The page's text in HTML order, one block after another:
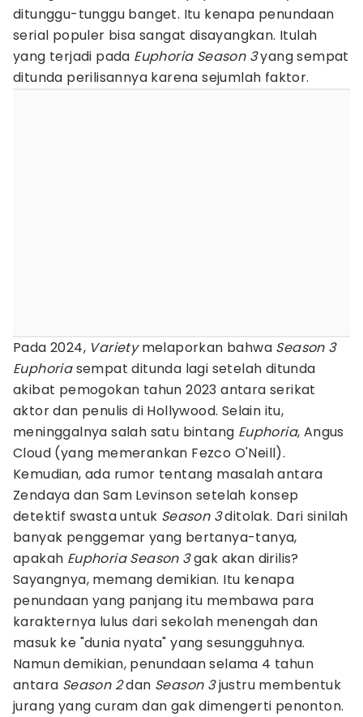
ditunggu-tunggu banget. Itu kenapa penundaan
serial populer bisa sangat disayangkan. Itulah
yang terjadi pada Euphoria Season 3yang sempat
ditunda perilisannya karena sejumlah faktor.
Pada 2024, Varietymelaporkan bahwa Season 3
Euphoriasempat ditunda lagi setelah ditunda
akibat pemogokan tahun 2023 antara serikat
aktor dan penulis di Hollywood. Selain itu,
meninggalnya salah satu bintang Euphoria, Angus
Cloud (yang memerankan Fezco O'Neill).
Kemudian, ada rumor tentang masalah antara
Zendaya dan Sam Levinson setelah konsep
detektif swasta untuk Season 3ditolak. Dari sinilah
banyak penggemar yang bertanya-tanya,
apakah Euphoria Season 3gak akan dirilis?
Sayangnya, memang demikian. Itu kenapa
penundaan yang panjang itu membawa para
karakternya lulus dari sekolah menengah dan
masuk ke "dunia nyata" yang sesungguhnya.
Namun demikian, penundaan selama 4 tahun
antara Season 2dan Season 3justru membentuk
jurang yang curam dan gak dimengerti penonton.